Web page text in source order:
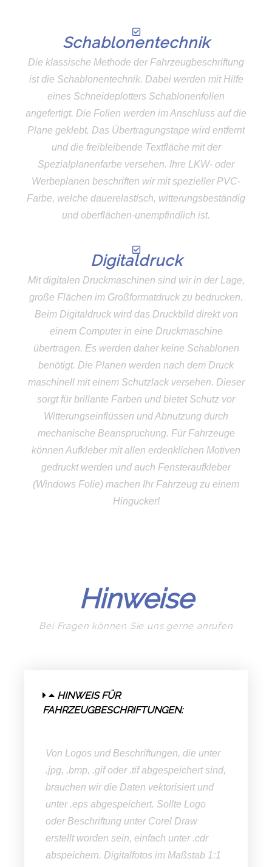
Schablonentechnik
Die klassische Methode der Fahrzeugbeschriftung
ist die Schablonentechnik. Dabei werden mit Hilfe
eines Schneideplotters Schablonenfolien
angefertigt. Die Folien werden im Anschluss auf die
Plane geklebt. Das Übertragungstape wird entfernt
und die freibleibende Textfläche mit der
Spezialplanenfarbe versehen. Ihre LKW- oder
Werbeplanen beschriften wir mit spezieller PVC-
Farbe, welche dauerelastisch, witterungsbeständig
und oberflächen-unempfindlich ist.
Digitaldruck
Mit digitalen Druckmaschinen sind wir in der Lage,
große Flächen im Großformatdruck zu bedrucken.
Beim Digitaldruck wird das Druckbild direkt von
einem Computer in eine Druckmaschine
übertragen. Es werden daher keine Schablonen
benötigt. Die Planen werden nach dem Druck
maschinell mit einem Schutzlack versehen. Dieser
sorgt für brillante Farben und bietet Schutz vor
Witterungseinflüssen und Abnutzung durch
mechanische Beanspruchung. Für Fahrzeuge
können Aufkleber mit allen erdenklichen Motiven
gedruckt werden und auch Fensteraufkleber
(Windows Folie) machen Ihr Fahrzeug zu einem
Hingucker!
Hinweise
Bei Fragen können Sie uns gerne anrufen
HINWEIS FÜR
FAHRZEUGBESCHRIFTUNGEN:
Von Logos und Beschriftungen, die unter
.jpg, .bmp, .gif oder .tif abgespeichert sind,
brauchen wir die Daten vektorisiert und
unter .eps abgespeichert. Sollte Logo
oder Beschriftung unter Corel Draw
erstellt worden sein, einfach unter .cdr
abspeichern. Digitalfotos im Maßstab 1:1